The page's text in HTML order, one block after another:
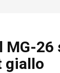
MG-
giallo